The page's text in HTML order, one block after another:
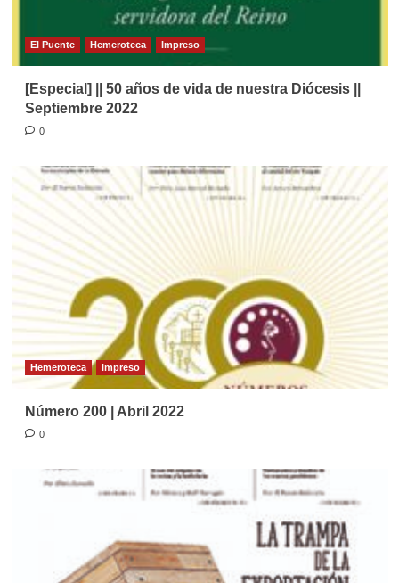
El Puente Hemeroteca Impreso
[Especial] || 50 años de vida de nuestra Diócesis ||
Septiembre 2022
0
Hemeroteca Impreso
Número 200 | Abril 2022
0